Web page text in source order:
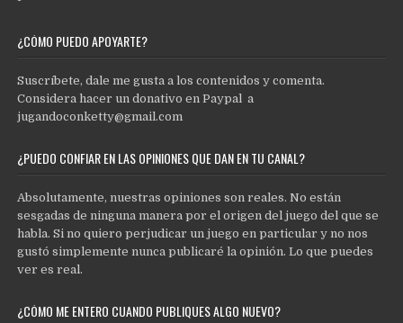
¿CÓMO PUEDO APOYARTE?
Suscríbete, dale me gusta a los contenidos y comenta.
Considera hacer un donativo en Paypal a
jugandoconketty@gmail.com
¿PUEDO CONFIAR EN LAS OPINIONES QUE DAN EN TU CANAL?
Absolutamente, nuestras opiniones son reales. No están
sesgadas de ninguna manera por el origen del juego del que se
habla. Si no quiero perjudicar un juego en particular y no nos
gustó simplemente nunca publicaré la opinión. Lo que puedes
ver es real.
¿CÓMO ME ENTERO CUANDO PUBLIQUES ALGO NUEVO?